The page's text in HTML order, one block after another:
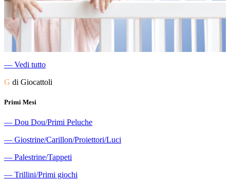
― Vedi tutto
G di Giocattoli
Primi Mesi
― Dou Dou/Primi Peluche
― Giostrine/Carillon/Proiettori/Luci
― Palestrine/Tappeti
― Trillini/Primi giochi